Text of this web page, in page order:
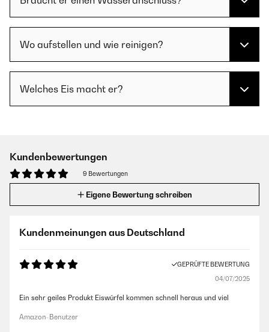
Wo aufstellen und wie reinigen?
Welches Eis macht er?
Kundenbewertungen
9 Bewertungen
Eigene Bewertung schreiben
Kundenmeinungen aus Deutschland
GEPRÜFTE BEWERTUNG
04/07/2025
Ein sehr geiles Produkt Eiswürfel kommen schnell heraus und viel
Amazon-Benutzer